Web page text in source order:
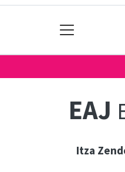
EAJ
Itza